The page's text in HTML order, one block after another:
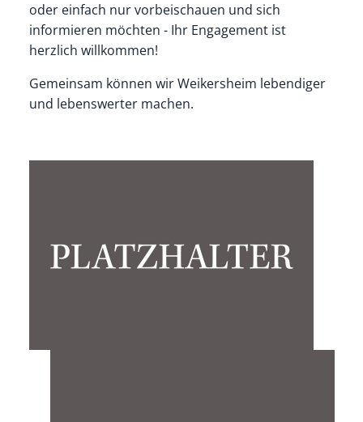
oder einfach nur vorbeischauen und sich
informieren möchten - Ihr Engagement ist
herzlich willkommen!
Gemeinsam können wir Weikersheim lebendiger
und lebenswerter machen.